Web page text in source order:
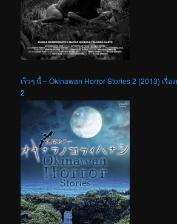
เร็วๆ นี้ – Okinawan Horror Stories 2 (2013) เรื่อ
2